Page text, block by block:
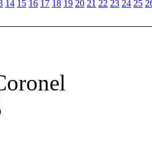
14 15 16 17 18 19 20 21 22 23 24 25